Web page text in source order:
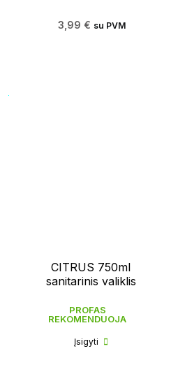
3,99 € su PVM
CITRUS 750ml
sanitarinis valiklis
PROFAS
REKOMENDUOJA
Įsigyti